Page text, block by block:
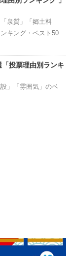
泉質」「郷土料
キング・ベスト50
投票理由別ランキ
」「雰囲気」のベ